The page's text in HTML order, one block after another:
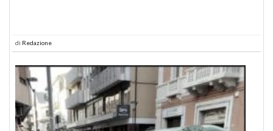
di Redazione